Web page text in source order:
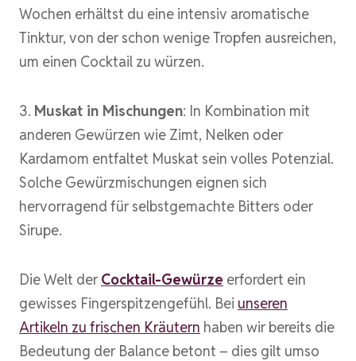
Wochen erhältst du eine intensiv aromatische
Tinktur, von der schon wenige Tropfen ausreichen,
um einen Cocktail zu würzen.
3. Muskat in Mischungen: In Kombination mit
anderen Gewürzen wie Zimt, Nelken oder
Kardamom entfaltet Muskat sein volles Potenzial.
Solche Gewürzmischungen eignen sich
hervorragend für selbstgemachte Bitters oder
Sirupe.
Die Welt derCocktail-Gewürze erfordert ein
gewisses Fingerspitzengefühl. Bei unseren
Artikeln zu frischen Kräutern haben wir bereits die
Bedeutung der Balance betont – dies gilt umso